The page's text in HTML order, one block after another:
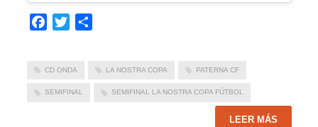
Facebook
Twitter
CD ONDA LA NOSTRA COPA PATERNA CF
SEMIFINAL SEMIFINAL LA NOSTRA COPA FÚTBOL
LEER MÁS